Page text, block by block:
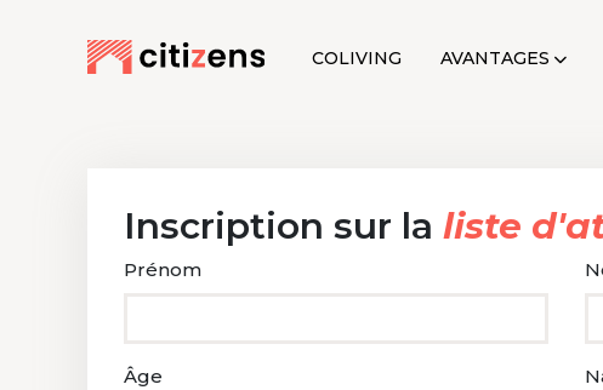
COLIVING AVANTAGES
Inscription sur la liste
Prénom
Âge